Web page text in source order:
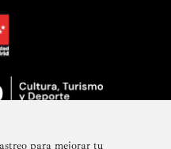
para mejorar tu